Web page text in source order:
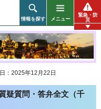
情報を探す メニュー
緊急・防
災
：2025年12月22日
疑質問・答弁全文（千